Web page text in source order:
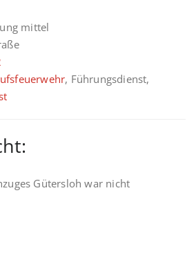
mittel
, Führungsdienst,
Gütersloh war nicht